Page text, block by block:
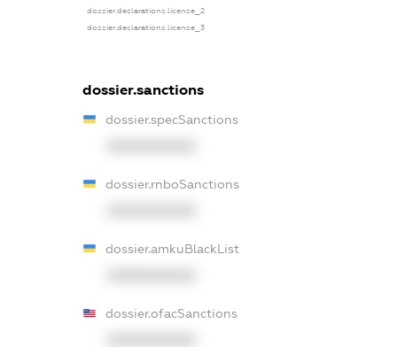
dossier.declarations.license_2
dossier.declarations.license_3
dossier.sanctions
dossier.specSanctions
dossier.rnboSanctions
dossier.amkuBlackList
dossier.ofacSanctions